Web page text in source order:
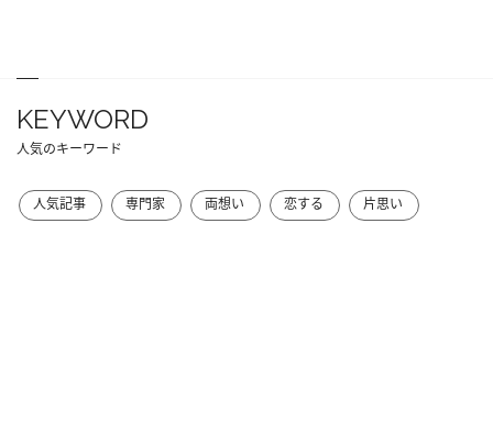
KEYWORD
人気のキーワード
人気記事 専門家 両想い 恋する 片思い